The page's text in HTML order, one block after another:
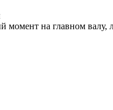
момент на главном валу,